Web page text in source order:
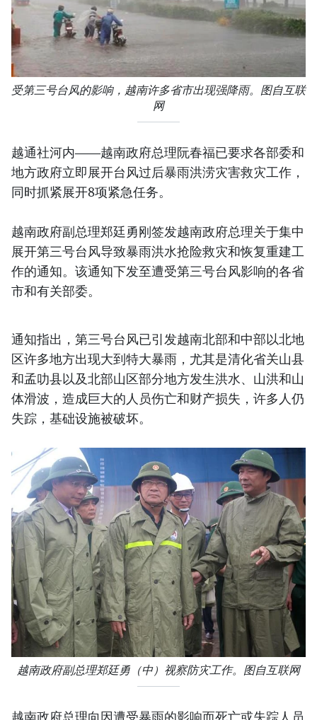
受第三号台风的影响，越南许多省市出现强降雨。图自互联
网
越通社河内——越南政府总理阮春福已要求各部委和
地方政府立即展开台风过后暴雨洪涝灾害救灾工作，
同时抓紧展开8项紧急任务。
越南政府副总理郑廷勇刚签发越南政府总理关于集中
展开第三号台风导致暴雨洪水抢险救灾和恢复重建工
作的通知。该通知下发至遭受第三号台风影响的各省
市和有关部委。
通知指出，第三号台风已引发越南北部和中部以北地
区许多地方出现大到特大暴雨，尤其是清化省关山县
和孟叻县以及北部山区部分地方发生洪水、山洪和山
体滑波，造成巨大的人员伤亡和财产损失，许多人仍
失踪，基础设施被破坏。
越南政府副总理郑廷勇（中）视察防灾工作。图自互联网
越南政府总理向因遭受暴雨的影响而死亡或失踪人员